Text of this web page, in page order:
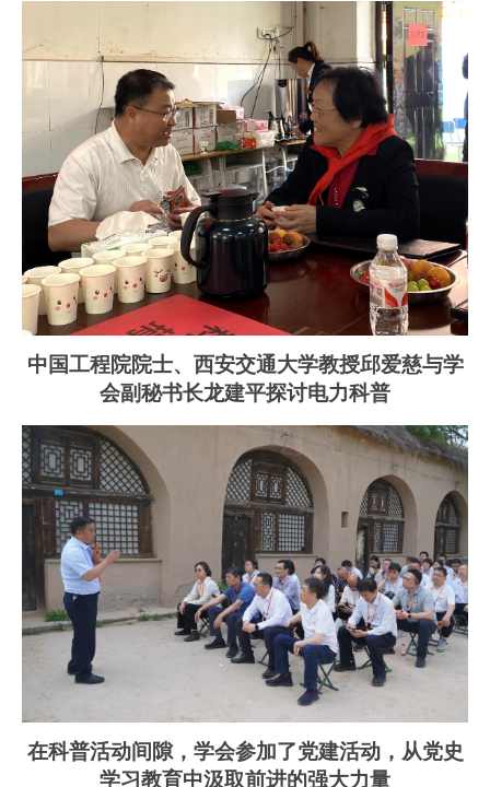
中国工程院院士、西安交通大学教授邱爱慈与学
会副秘书长龙建平探讨电力科普
在科普活动间隙，学会参加了党建活动，从党史
学习教育中汲取前进的强大力量